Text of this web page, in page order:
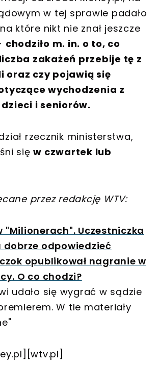
w tej sprawie padało
które nikt nie znał jeszcze
chodziło m. in. o to, co
zakażeń przebije tę z
oraz czy pojawią się
wychodzenia z
i seniorów.
rzecznik ministerstwa,
sięw czwartek lub
przez redakcję WTV:
"Milionerach". Uczestniczka
dobrze odpowiedzieć
opublikował nagranie w
O co chodzi?
udało się wygrać w sądzie
W tle materiały